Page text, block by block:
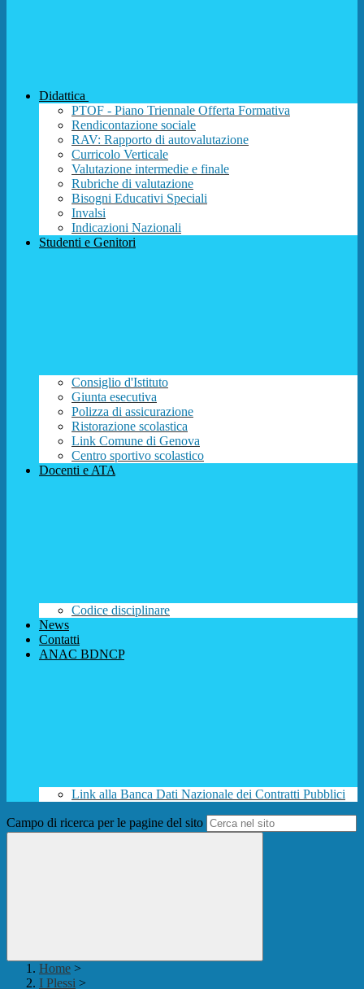
Didattica
PTOF - Piano Triennale Offerta Formativa
Rendicontazione sociale
RAV: Rapporto di autovalutazione
Curricolo Verticale
Valutazione intermedie e finale
Rubriche di valutazione
Bisogni Educativi Speciali
Invalsi
Indicazioni Nazionali
Studenti e Genitori
Consiglio d'Istituto
Giunta esecutiva
Polizza di assicurazione
Ristorazione scolastica
Link Comune di Genova
Centro sportivo scolastico
Docenti e ATA
Codice disciplinare
News
Contatti
ANAC BDNCP
Link alla Banca Dati Nazionale dei Contratti Pubblici
Campo di ricerca per le pagine del sito
Home >
I Plessi >